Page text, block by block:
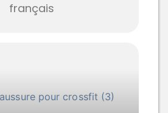
français